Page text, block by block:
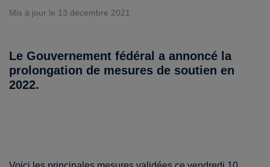
Mis à jour le 13 décembre 2021
Le Gouvernement fédéral a annoncé la
prolongation de mesures de soutien en
2022.